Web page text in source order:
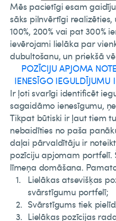
Mēs pacietīgi esam
sāks pilnvērtīgi
100%, 200% vai pat 300%
ievērojami lielāka par
dubultošanu, un priekšā
POZĪCIJU APJOMA
IENESĪGO IEGULDĪJUMU
Ir ļoti svarīgi identificēt
sagaidāmo ienesīgumu,
Tikpat būtiski ir ļaut tiem
nebaidīties no paša
daļai pārvaldītāju ir
pozīciju apjomam portfelī.
līmeņa domāšana.
Lielākas atsevišķas
svārstīgumu portfelī;
Svārstīgums tiek
Lielākas pozīcijas